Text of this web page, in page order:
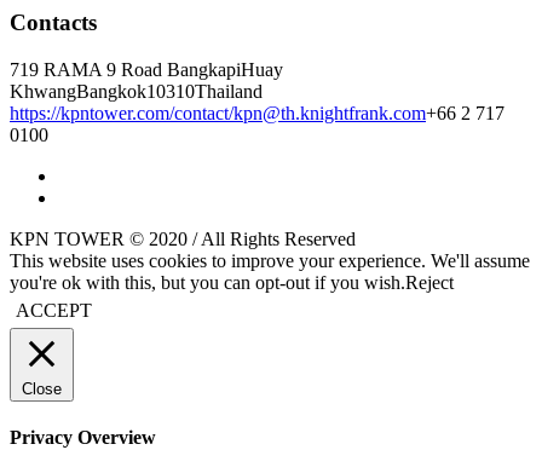
Contacts
719 RAMA 9 Road BangkapiHuay
KhwangBangkok10310Thailand
https://kpntower.com/contact/kpn@th.knightfrank.com+66 2 717
0100
KPN TOWER © 2020 / All Rights Reserved
This website uses cookies to improve your experience. We'll assume
you're ok with this, but you can opt-out if you wish.Reject
ACCEPT
Close
Privacy Overview